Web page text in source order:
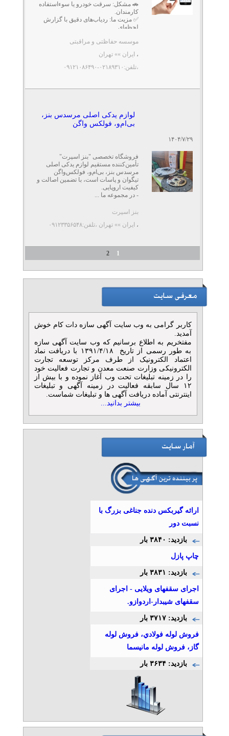
🚗 مشکل: سرقت خودرو یا سوءاستفاده
کارمندان.
✅ مزیت ما: ردیاب‌های دقیق با گزارش
لحظه‌ای.
مشاوره در امور انتظامی ...
موسسه حفاظتی و مراقبتی
، ایران »» تهران
،تلفن:۰۲۱۸۹۳۱۰-۰۹۱۲۱۰۸۶۴۹۰
۱۴۰۴/۷/۲۹
لوازم یدکی اصلی مرسدس بنز،
بی‌ام‌و، فولکس واگن
فروشگاه تخصصی "بنز اسپرت"
تأمین‌کننده مستقیم لوازم یدکی اصلی
مرسدس بنز، بی‌ام‌و، فولکس‌واگن
تیگوان و پاسات است، با تضمین اصالت و
کیفیت اروپایی.
- در مجموعه ما ...
بنز اسپرت
، ایران »» تهران ،تلفن:۰۹۱۲۳۳۵۶۵۴۸
1
2
کاربر گرامی به وب سایت آگهی سازه دات کام خوش
آمدید.
مفتخریم به اطلاع برسانیم که وب سایت آگهی سازه
به طور رسمی از تاریخ ۱۳۹۱/۴/۱۸ با دریافت نماد
اعتماد الکترونیک از طرف مرکز توسعه تجارت
الکترونیکی وزارت صنعت معدن و تجارت فعالیت خود
را در زمینه تبلیغات تحت وب آغاز نموده و با بیش از
۱۲ سال سابقه فعالیت در زمینه آگهی و تبلیغات
اینترنتی آماده دریافت آگهی ها و تبلیغات شماست.
بیشتر بدانید...
ارائه گیربکس دنده جناغی بزرگ با
نسبت دور
بازدید: ۳۸۴۰ بار
چاپ پازل
بازدید: ۳۸۳۱ بار
اجرای سقفهای ویلایی - اجرای
سقفهای شیبدار-اردوازو.
بازدید: ۳۷۱۷ بار
فروش لوله فولادي، فروش لوله
گاز، فروش لوله مانيسما
بازدید: ۳۶۳۴ بار